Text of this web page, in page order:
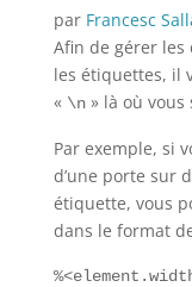
par Francesc
Afin de gérer
les étiquettes, il
« \n» là où vous
Par exemple, si
d’une porte sur
étiquette, vous
dans le format